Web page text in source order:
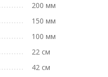
200 мм
150 мм
100 мм
22 см
42 см